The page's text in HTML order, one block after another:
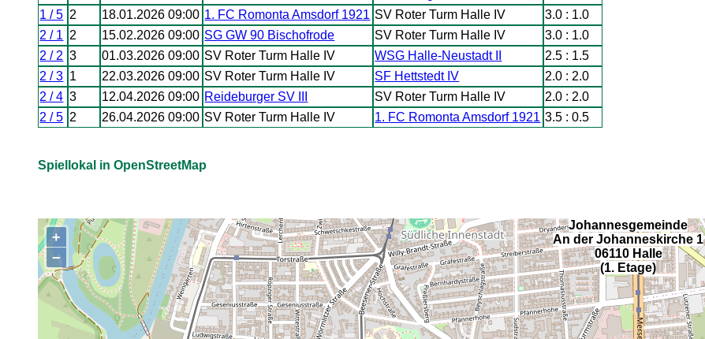
1 / 5 2 18.01.2026 09:00 1. FC Romonta Amsdorf 1921 SV Roter Turm Halle IV
3.0 : 1.0
2 / 1 2 15.02.2026 09:00 SG GW 90 Bischofrode SV Roter Turm Halle IV
3.0 : 1.0
2 / 2 3 01.03.2026 09:00 SV Roter Turm Halle IV WSG Halle-Neustadt II
2.5 : 1.5
2 / 3 1 22.03.2026 09:00 SV Roter Turm Halle IV SF Hettstedt IV
2.0 : 2.0
2 / 4 3 12.04.2026 09:00 Reideburger SV III SV Roter Turm Halle IV
2.0 : 2.0
2 / 5 2 26.04.2026 09:00 SV Roter Turm Halle IV 1. FC Romonta Amsdorf 1921 3.5 : 0.5
Spiellokal in OpenStreetMap
+
−
Johannesgemeinde
An der Johanneskirche 1
06110 Halle
(1. Etage)
,